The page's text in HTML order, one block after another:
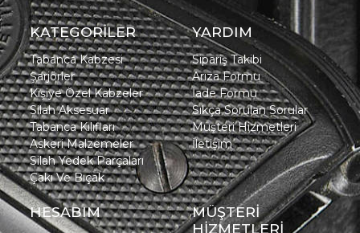
KATEGORİLER
Tabanca Kabzesi
Şarjörler
Kişiye Özel Kabzeler
Silah Aksesuar
Tabanca Kılıfları
Askeri Malzemeler
Silah Yedek Parçaları
Çakı Ve Bıçak
YARDIM
Sipariş Takibi
Arıza Formu
İade Formu
Sıkça Sorulan Sorular
Müşteri Hizmetleri
İletişim
HESABIM
MÜŞTERİ
HİZMETLERİ